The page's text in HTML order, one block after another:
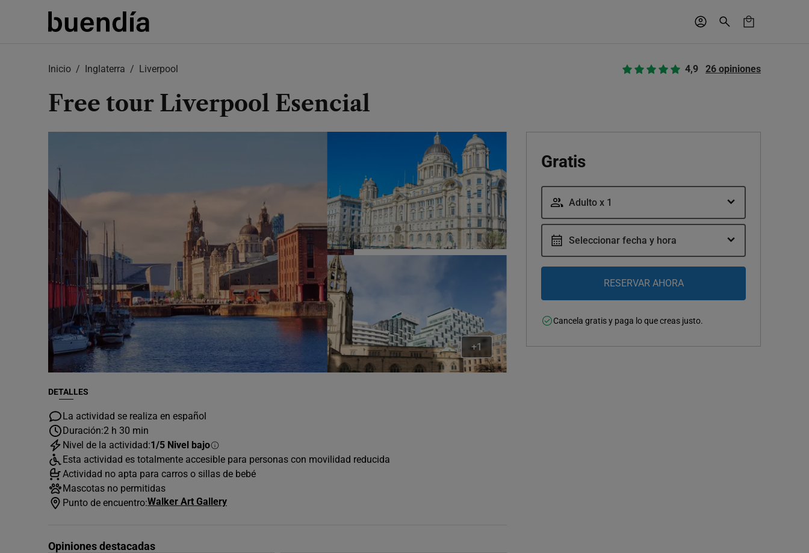
Inicio
Inglaterra Liverpool
Free tour Liverpool Esencial
4,9 26 opiniones
Gratis
Adulto x 1
Seleccionar fecha y hora
Cancela gratis y paga lo que creas justo.
+1
DETALLES
La actividad se realiza en español
Duración:2 h 30 min
Nivel de la actividad:1/5 Nivel bajo
Esta actividad es totalmente accesible para personas con movilidad reducida
Actividad no apta para carros o sillas de bebé
Mascotas no permitidas
Punto de encuentro:Walker Art Gallery
Opiniones destacadas